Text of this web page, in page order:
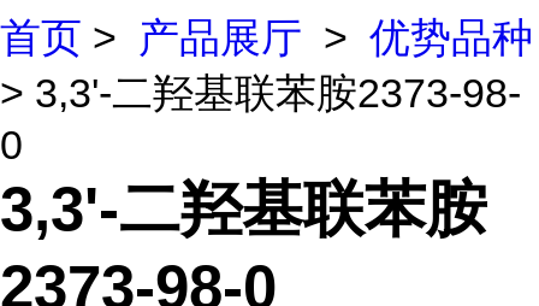
首页 > 产品展厅 > 优势品种
> 3,3'-二羟基联苯胺2373-98-
0
3,3'-二羟基联苯胺
2373-98-0